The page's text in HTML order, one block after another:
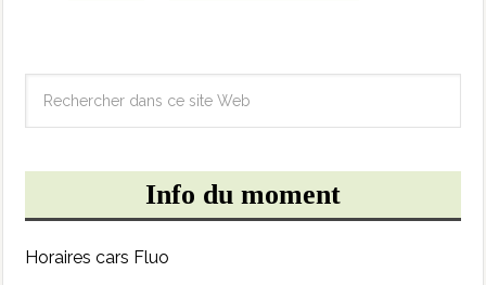
Info du moment
Horaires cars Fluo